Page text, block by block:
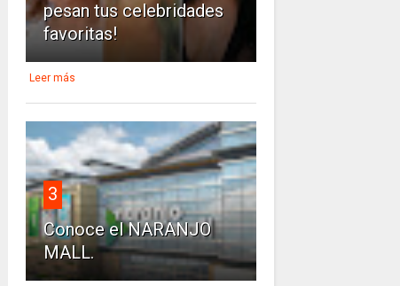
pesan tus celebridades
favoritas!
Leer más
3
Conoce el NARANJO
MALL.